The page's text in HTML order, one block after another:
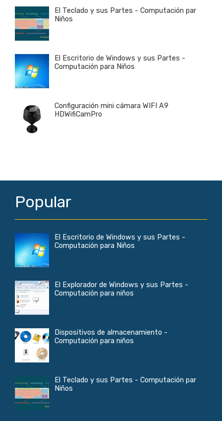
El Teclado y sus Partes - Computación par
Niños
El Escritorio de Windows y sus Partes -
Computación para Niños
Configuración mini cámara WIFI A9
HDWifiCamPro
Popular
El Escritorio de Windows y sus Partes -
Computación para Niños
El Explorador de Windows y sus Partes -
Computación para niños
Dispositivos de almacenamiento -
Computación para niños
El Teclado y sus Partes - Computación par
Niños